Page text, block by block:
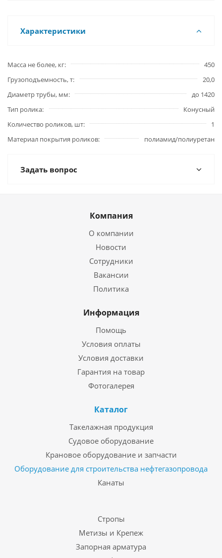
Характеристики
Масса не более, кг
450
Грузоподъемность, т
20,0
Диаметр трубы, мм
до 1420
Тип ролика
Конусный
Количество роликов, шт
1
Материал покрытия роликов
полиамид/полиуретан
Задать вопрос
Компания
О компании
Новости
Сотрудники
Вакансии
Политика
Информация
Помощь
Условия оплаты
Условия доставки
Гарантия на товар
Фотогалерея
Каталог
Такелажная продукция
Судовое оборудование
Крановое оборудование и запчасти
Оборудование для строительства нефтегазопровода
Канаты
Стропы
Метизы и Крепеж
Запорная арматура